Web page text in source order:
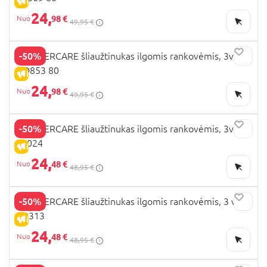
24,98 € 49,95 €
-50%
IŠPARDAVIMAS
MOTHERCARE šliaužtinukas ilgomis rankovėmis, 3vnt.,
HD853 80
24,98 € 49,95 €
-50%
IŠPARDAVIMAS
MOTHERCARE šliaužtinukas ilgomis rankovėmis, 3vnt.,
FE024
24,48 € 48,95 €
-50%
IŠPARDAVIMAS
MOTHERCARE šliaužtinukas ilgomis rankovėmis, 3 vnt.,
CB313
24,48 € 48,95 €